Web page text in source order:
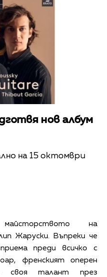
нов албум
на 15 октомври
на
Жаруски. Въпреки че
преди всичко с
френският оперен
своя талант през